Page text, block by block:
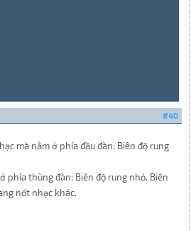
#40
mà nằm ở phía đầu đàn: Biên độ rung
phía thùng đàn: Biên độ rung nhỏ. Biên
nốt nhạc khác.